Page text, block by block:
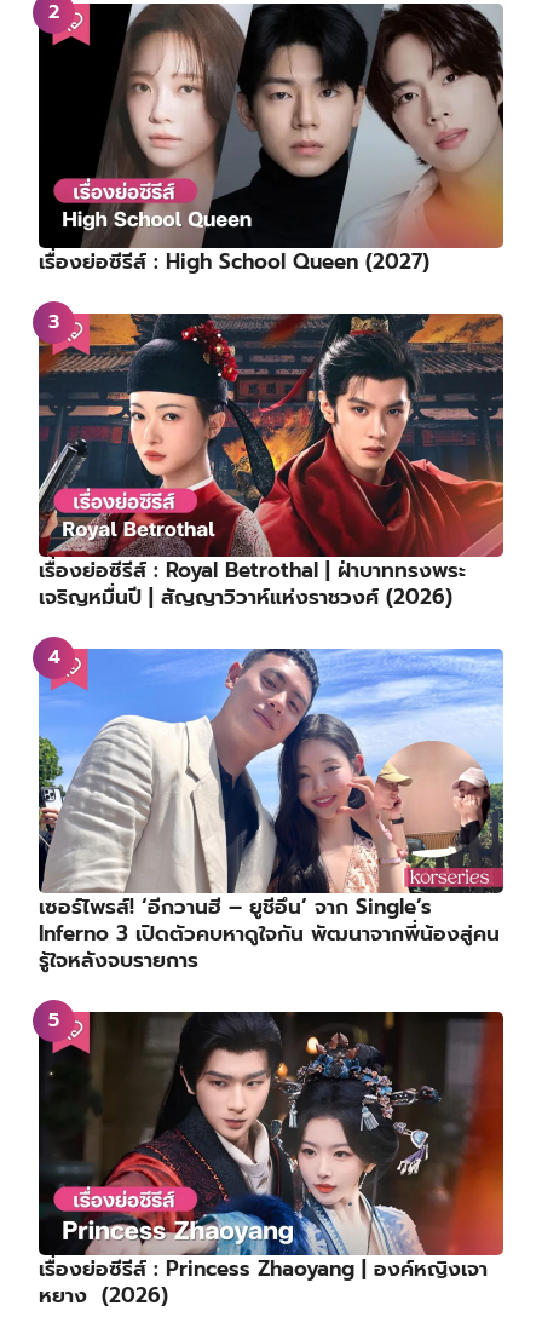
เรื่องย่อซีรีส์ : High School Queen (2027)
เรื่องย่อซีรีส์ : Royal Betrothal | ฝ่าบาททรงพระ
เจริญหมื่นปี | สัญญาวิวาห์แห่งราชวงศ์ (2026)
เซอร์ไพรส์! ‘อีกวานฮี – ยูชีอึน’ จาก Single’s
Inferno 3 เปิดตัวคบหาดูใจกัน พัฒนาจากพี่น้องสู่คน
รู้ใจหลังจบรายการ
เรื่องย่อซีรีส์ : Princess Zhaoyang | องค์หญิงเจา
หยาง (2026)